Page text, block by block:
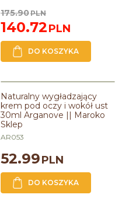
175.90PLN
140.72PLN
DO KOSZYKA
Naturalny wygładzający
krem pod oczy i wokół ust
30ml Arganove || Maroko
Sklep
AR053
52.99PLN
DO KOSZYKA